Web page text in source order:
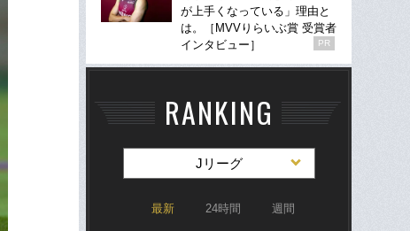
が上手くなっている」理由と
は。［MVVりらいぶ賞 受賞者
インタビュー］
PR
RANKING
Jリーグ
最新 24時間 週間